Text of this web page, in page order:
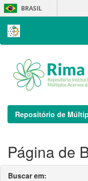
Skip
navigation
BRASIL
Repositório de
Página de
Buscar em: